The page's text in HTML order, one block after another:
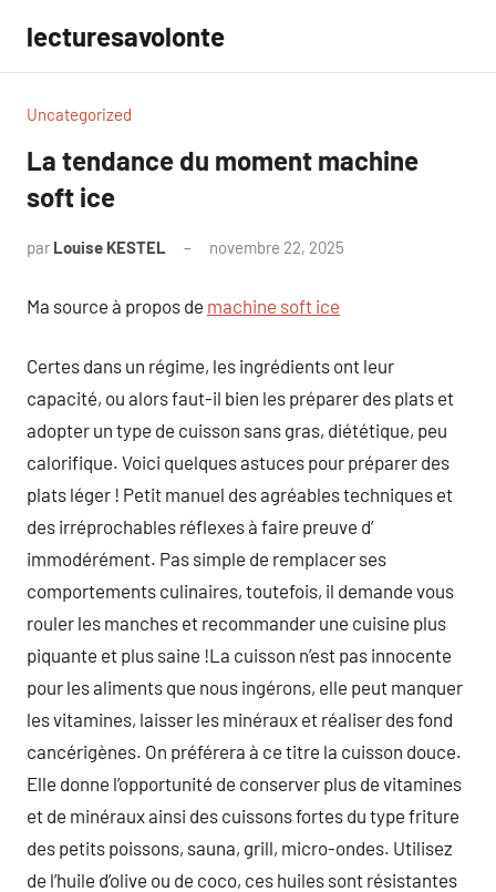
contenu
lecturesavolonte
Uncategorized
La tendance du moment machine
soft ice
par Louise KESTEL novembre 22, 2025
Ma source à propos de machine soft ice
Certes dans un régime, les ingrédients ont leur
capacité, ou alors faut-il bien les préparer des plats et
adopter un type de cuisson sans gras, diététique, peu
calorifique. Voici quelques astuces pour préparer des
plats léger ! Petit manuel des agréables techniques et
des irréprochables réflexes à faire preuve d’
immodérément. Pas simple de remplacer ses
comportements culinaires, toutefois, il demande vous
rouler les manches et recommander une cuisine plus
piquante et plus saine !La cuisson n’est pas innocente
pour les aliments que nous ingérons, elle peut manquer
les vitamines, laisser les minéraux et réaliser des fond
cancérigènes. On préférera à ce titre la cuisson douce.
Elle donne l’opportunité de conserver plus de vitamines
et de minéraux ainsi des cuissons fortes du type friture
des petits poissons, sauna, grill, micro-ondes. Utilisez
de l’huile d’olive ou de coco, ces huiles sont résistantes